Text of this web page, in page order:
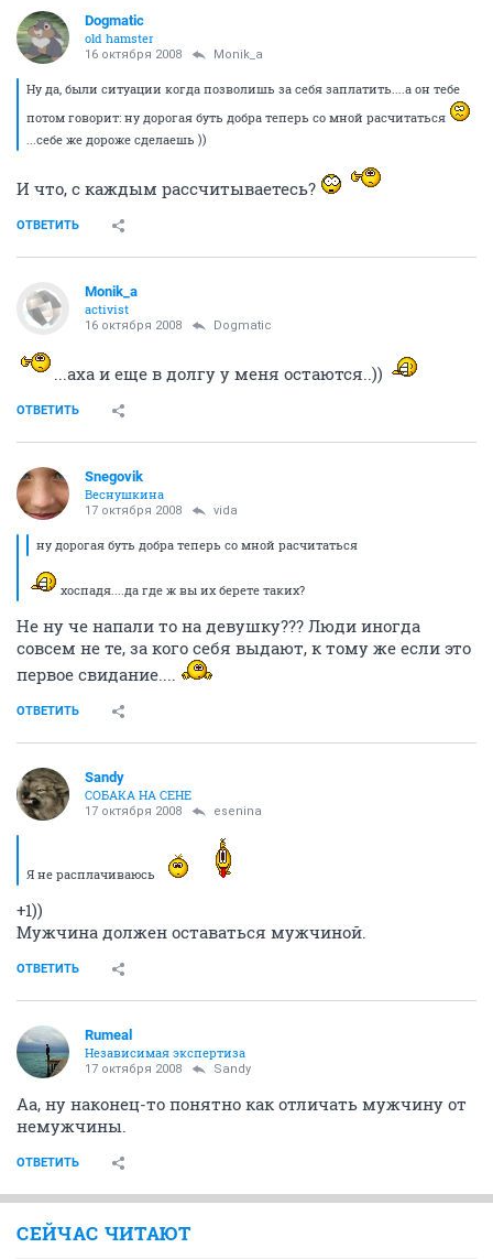
Dogmatic
old hamster
16 октября 2008 Monik_a
Ну да, были ситуации когда позволишь за себя заплатить....а он тебе
потом говорит: ну дорогая буть добра теперь со мной расчитаться
...себе же дороже сделаешь ))
И что, с каждым рассчитываетесь?
ОТВЕТИТЬ
Monik_a
activist
16 октября 2008 Dogmatic
...аха и еще в долгу у меня остаются..))
ОТВЕТИТЬ
Snegovik
Веснушкина
17 октября 2008 vida
ну дорогая буть добра теперь со мной расчитаться
хоспадя....да где ж вы их берете таких?
Не ну че напали то на девушку??? Люди иногда
совсем не те, за кого себя выдают, к тому же если это
первое свидание....
ОТВЕТИТЬ
Sandy
СОБАКА НА СЕНЕ
17 октября 2008 esenina
Я не расплачиваюсь
+1))
Мужчина должен оставаться мужчиной.
ОТВЕТИТЬ
Rumeal
Независимая экспертиза
17 октября 2008 Sandy
Аа, ну наконец-то понятно как отличать мужчину от
немужчины.
ОТВЕТИТЬ
СЕЙЧАС ЧИТАЮТ